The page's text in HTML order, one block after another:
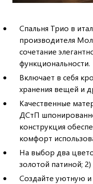
Спальня Трио в
производителя
сочетание
функциональности.
Включает в себя
хранения вещей и
Качественные
ДСтП
конструкция
комфорт
На выбор два
золотой патиной;
Создайте уютную и